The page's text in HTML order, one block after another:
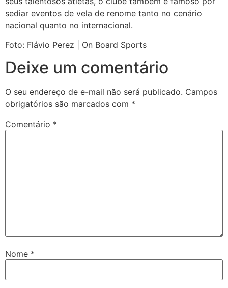
sediar eventos de vela de renome tanto no cenário
nacional quanto no internacional.
Foto: Flávio Perez | On Board Sports
Deixe um comentário
O seu endereço de e-mail não será publicado. Campos
obrigatórios são marcados com *
Comentário *
Nome *